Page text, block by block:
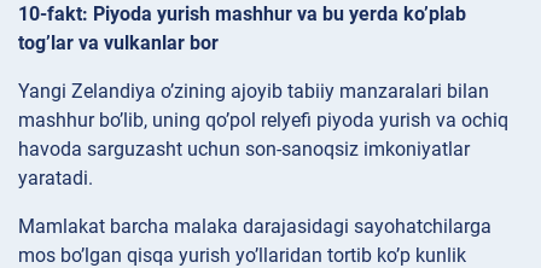
10-fakt: Piyoda yurish mashhur va bu yerda ko’plab
tog’lar va vulkanlar bor
Yangi Zelandiya o’zining ajoyib tabiiy manzaralari bilan
mashhur bo’lib, uning qo’pol relyefi piyoda yurish va ochiq
havoda sarguzasht uchun son-sanoqsiz imkoniyatlar
yaratadi.
Mamlakat barcha malaka darajasidagi sayohatchilarga
mos bo’lgan qisqa yurish yo’llaridan tortib ko’p kunlik